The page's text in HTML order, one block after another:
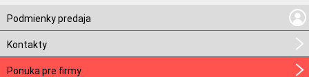
Podmienky predaja
Kontakty
Ponuka pre firmy